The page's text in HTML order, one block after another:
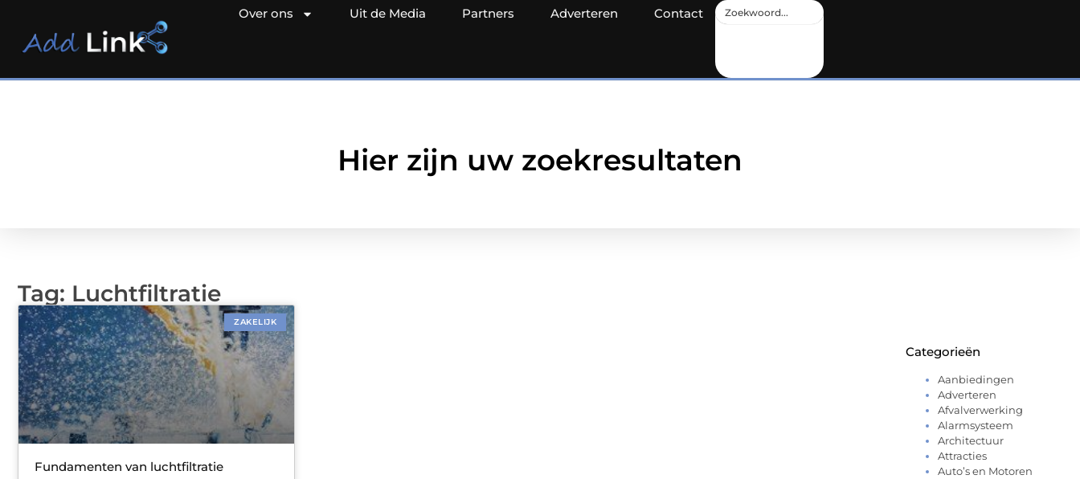
Over ons Uit de Media Partners Adverteren Contact
Hier zijn uw zoekresultaten
Tag: Luchtfiltratie
ZAKELIJK
Fundamenten van luchtfiltratie
Categorieën
Aanbiedingen
Adverteren
Afvalverwerking
Alarmsysteem
Architectuur
Attracties
Auto’s en Motoren